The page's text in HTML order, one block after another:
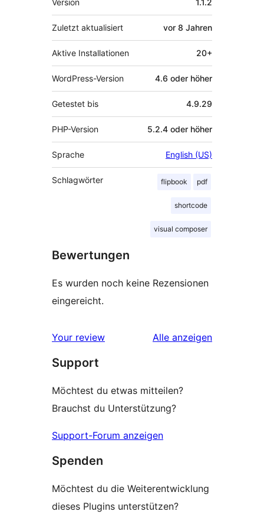
Zuletzt aktualisiert vor 8 Jahren
Aktive Installationen 20+
WordPress-Version 4.6 oder höher
Getestet bis 4.9.29
PHP-Version 5.2.4 oder höher
Sprache English (US)
Schlagwörter flipbook pdf
shortcode
visual composer
Bewertungen
Es wurden noch keine Rezensionen
eingereicht.
Your review Alle Rezensionen
anzeigen
Support
Möchtest du etwas mitteilen?
Brauchst du Unterstützung?
Support-Forum anzeigen
Spenden
Möchtest du die Weiterentwicklung
dieses Plugins unterstützen?